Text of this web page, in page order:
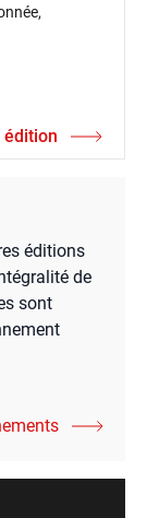
édition
éditions
de
sont